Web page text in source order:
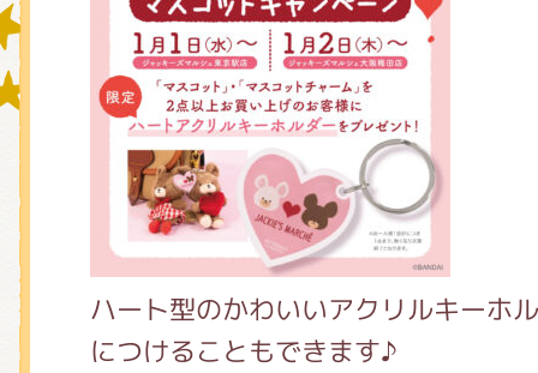
ハート型のかわいいアクリルキーホ
につけることもできます♪
おたのしみコンテンツ(クイズ・
チア ジャッキーズ！
くまのがっこう しょくいんしつ